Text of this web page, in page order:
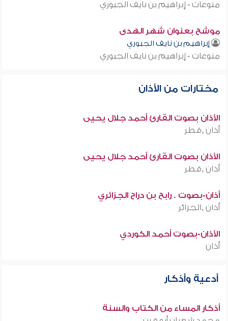
منوعات - إبراهيم بن نايف الجبوري
موشح بعنوان شهر الهدى
إبراهيم بن نايف الجبوري
منوعات - إبراهيم بن نايف الجبوري
مختارات من الأذان
الأذان بصوت القارئ أحمد جلال يحيى
أذان ,قطر
الأذان بصوت القارئ أحمد جلال يحيى
أذان ,قطر
أذان-بصوت . رابح بن دراح الجزائري
أذان ,الجزائر
الأذان-بصوت أحمد الكوردي
أذان
أدعية وأذكار
أذكار المساء من الكتاب والسنة